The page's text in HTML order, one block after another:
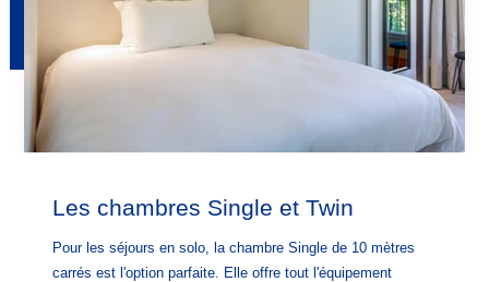
Les chambres Single et Twin
Pour les séjours en solo, la chambre Single de 10 mètres
carrés est l'option parfaite. Elle offre tout l'équipement